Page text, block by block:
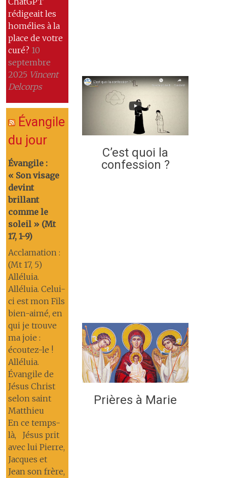
rédigeait les
homélies à la
place de votre
curé? 10
septembre
2025 Vincent
Delcorps
Évangile
du jour
Évangile :
« Son visage
devint
brillant
comme le
soleil » (Mt
17, 1-9)
Acclamation :
(Mt 17, 5)
Alléluia.
Alléluia. Celui-
ci est mon Fils
bien-aimé, en
qui je trouve
ma joie :
écoutez-le !
Alléluia.
Évangile de
Jésus Christ
selon saint
Matthieu
En ce temps-
là, Jésus prit
avec lui Pierre,
Jacques et
Jean son frère,
C’est quoi la
confession ?
Prières à Marie